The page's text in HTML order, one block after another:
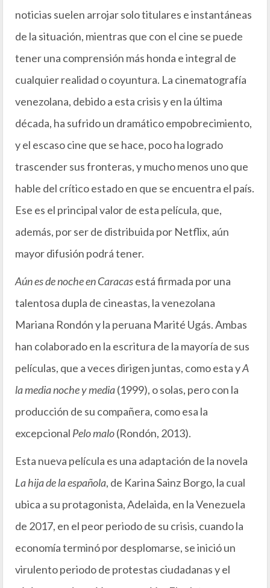
noticias suelen arrojar solo titulares e instantáneas
de la situación, mientras que con el cine se puede
tener una comprensión más honda e integral de
cualquier realidad o coyuntura. La cinematografía
venezolana, debido a esta crisis y en la última
década, ha sufrido un dramático empobrecimiento,
y el escaso cine que se hace, poco ha logrado
trascender sus fronteras, y mucho menos uno que
hable del crítico estado en que se encuentra el país.
Ese es el principal valor de esta película, que,
además, por ser de distribuida por Netflix, aún
mayor difusión podrá tener.
Aún es de noche en Caracasestá firmada por una
talentosa dupla de cineastas, la venezolana
Mariana Rondón y la peruana Marité Ugás. Ambas
han colaborado en la escritura de la mayoría de sus
películas, que a veces dirigen juntas, como esta yA
la media noche y media(1999), o solas, pero con la
producción de su compañera, como esa la
excepcional Pelo malo(Rondón, 2013).
Esta nueva película es una adaptación de la novela
La hija de la española, de Karina Sainz Borgo, la cual
ubica a su protagonista, Adelaida, en la Venezuela
de 2017, en el peor periodo de su crisis, cuando la
economía terminó por desplomarse, se inició un
virulento periodo de protestas ciudadanas y el